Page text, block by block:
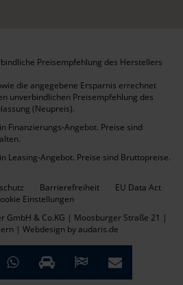
Preisempfehlung des Herstellers
die angegebene Ersparnis errechnet
unverbindlichen Preisempfehlung des
(Neupreis).
Finanzierungs-Angebot. Preise sind
Leasing-Angebot. Preise sind Bruttopreise.
Barrierefreiheit
EU Data Act
Einstellungen
GmbH & Co.KG | Moosburger Straße 21 |
| Webdesign by audaris.de